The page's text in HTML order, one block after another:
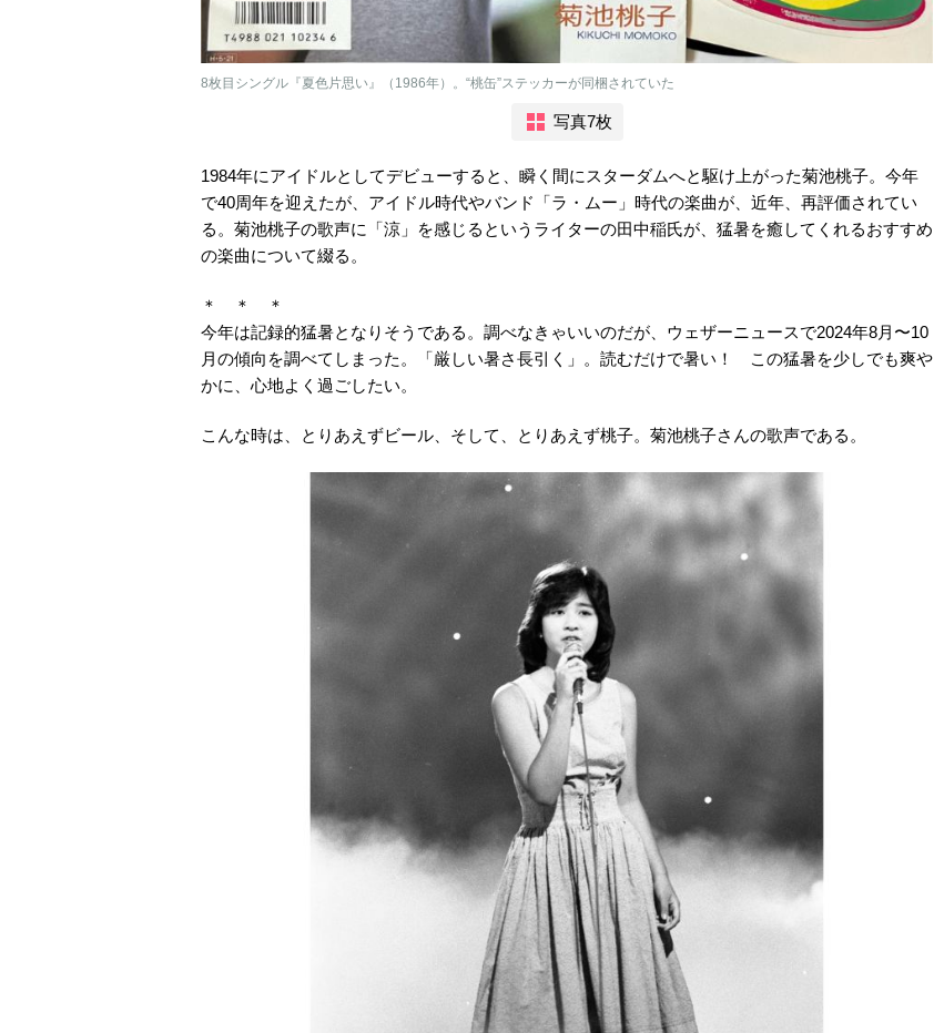
8枚目シングル『夏色片思い』（1986年）。“桃缶”ステッカーが同梱されていた
写真7枚
1984年にアイドルとしてデビューすると、瞬く間にスターダムへと駆け上がった菊池桃子。今年
で40周年を迎えたが、アイドル時代やバンド「ラ・ムー」時代の楽曲が、近年、再評価されてい
る。菊池桃子の歌声に「涼」を感じるというライターの田中稲氏が、猛暑を癒してくれるおすすめ
の楽曲について綴る。
＊ ＊ ＊
今年は記録的猛暑となりそうである。調べなきゃいいのだが、ウェザーニュースで2024年8月〜10
月の傾向を調べてしまった。「厳しい暑さ長引く」。読むだけで暑い！ この猛暑を少しでも爽や
かに、心地よく過ごしたい。
こんな時は、とりあえずビール、そして、とりあえず桃子。菊池桃子さんの歌声である。